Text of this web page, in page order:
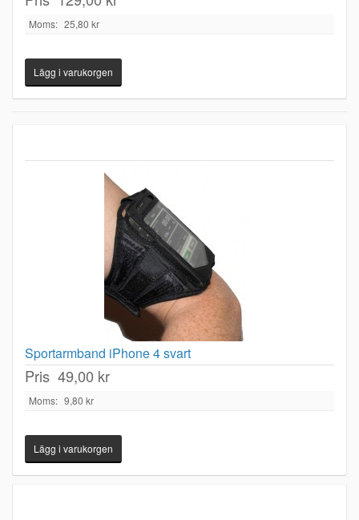
Moms: 25,80 kr
Sportarmband iPhone 4 svart
Pris 49,00 kr
Moms: 9,80 kr